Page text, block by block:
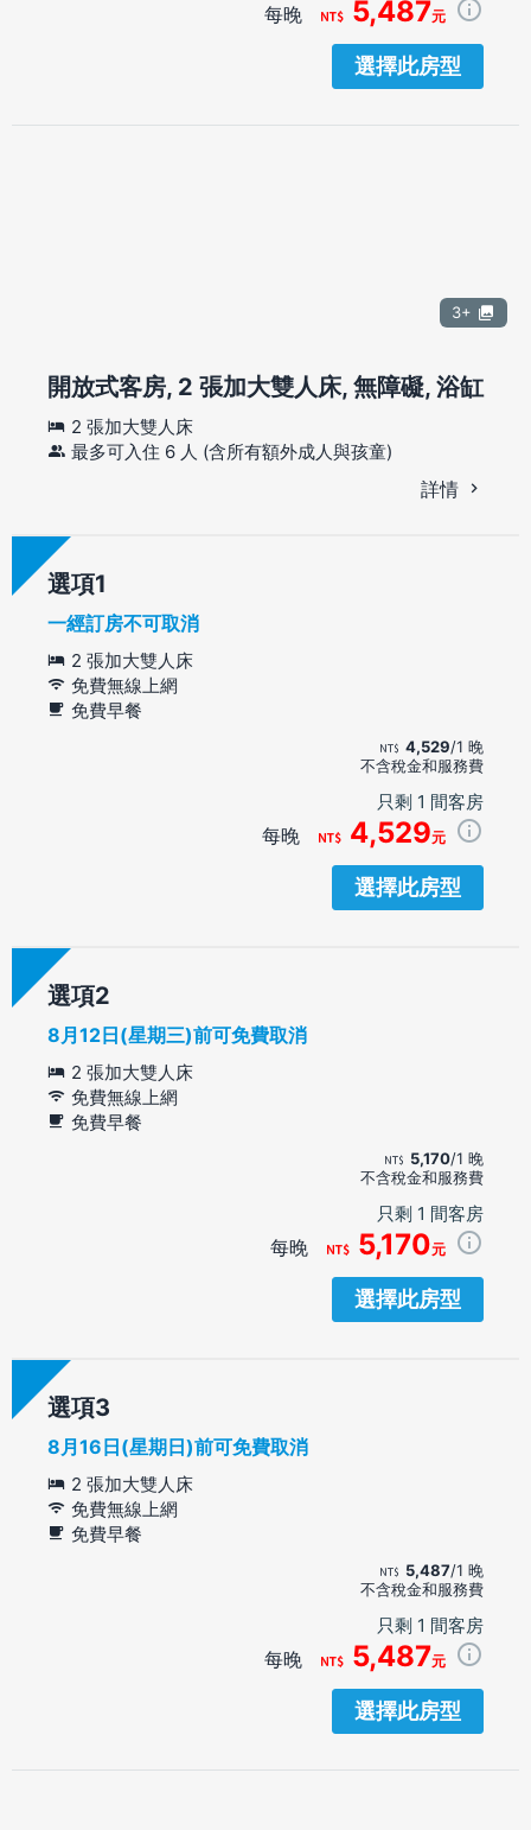
每晚 5,487元
選擇此房型
3+
開放式客房, 2 張加大雙人床, 無障礙, 浴缸
2 張加大雙人床
最多可入住 6 人 (含所有額外成人與孩童)
詳情
選項
一經訂房不可取消
2 張加大雙人床
免費無線上網
免費早餐
4,529/1 晚
不含稅金和服務費
只剩 1 間客房
每晚 4,529元
選擇此房型
選項
8月12日(星期三)前可免費取消
2 張加大雙人床
免費無線上網
免費早餐
5,170/1 晚
不含稅金和服務費
只剩 1 間客房
每晚 5,170元
選擇此房型
選項
8月16日(星期日)前可免費取消
2 張加大雙人床
免費無線上網
免費早餐
5,487/1 晚
不含稅金和服務費
只剩 1 間客房
每晚 5,487元
選擇此房型